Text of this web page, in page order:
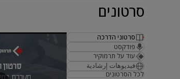
סרטונים
סרטוני הדרכה
פודקסט
עוד על תרמוקיר
فيديوهات إرشادية
לכל הסרטונים